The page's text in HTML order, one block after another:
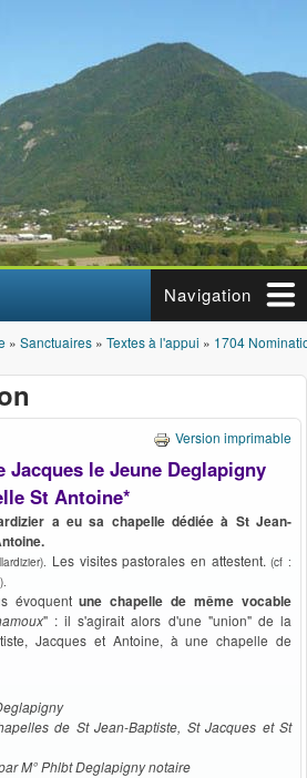
Navigation
» Sanctuaires » Textes à l'appui » 1704
Version imprimable
Jacques le Jeune Deglapigny
St Antoine*
a eu sa chapelle dédiée à St Jean-
Les visites pastorales en attestent.(cf :
évoquentune chapelle de même vocable
" : il s'agirait alors d'une "union" de la
Jacques et Antoine, à une chapelle de
de St Jean-Baptiste, St Jacques et St
M° Phlbt Deglapigny notaire